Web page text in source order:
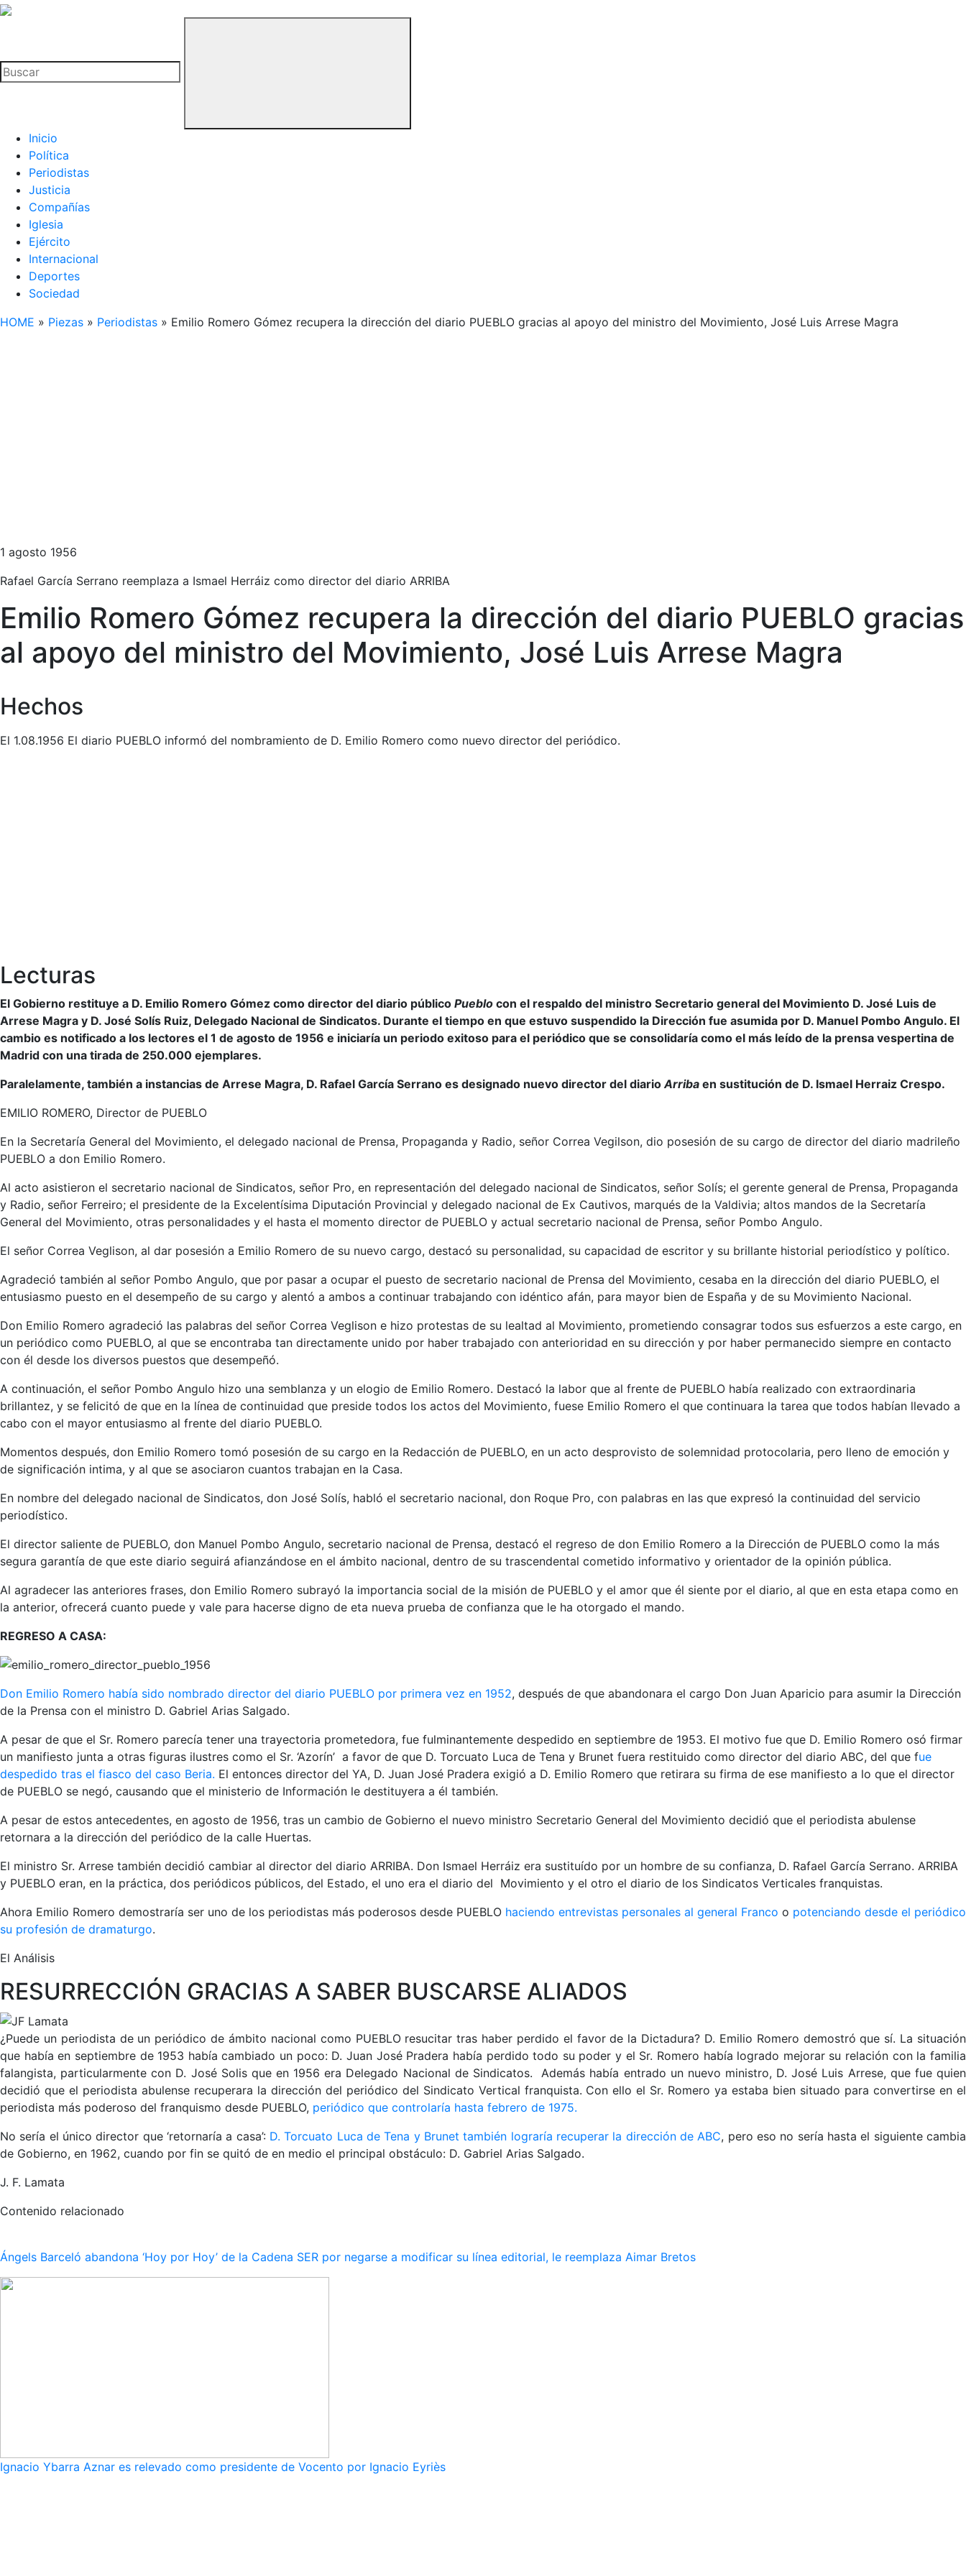
La
Buitre
Inicio
Política
Periodistas
Justicia
Compañías
Iglesia
Ejército
Internacional
Deportes
Sociedad
HOME » Piezas » Periodistas » Emilio Romero Gómez recupera la dirección del diario PUEBLO gracias al apoyo del ministro del Movimiento, José Luis Arrese Magra
1 agosto 1956
Rafael García Serrano reemplaza a Ismael Herráiz como director del diario ARRIBA
Emilio Romero Gómez recupera la dirección del diario PUEBLO gracias
al apoyo del ministro del Movimiento, José Luis Arrese Magra
Hechos
El 1.08.1956 El diario PUEBLO informó del nombramiento de D. Emilio Romero como nuevo director del periódico.
Lecturas
El Gobierno restituye a D. Emilio Romero Gómez como director del diario público Pueblo con el respaldo del ministro Secretario general del Movimiento D. José Luis de
Arrese Magra y D. José Solís Ruiz, Delegado Nacional de Sindicatos. Durante el tiempo en que estuvo suspendido la Dirección fue asumida por D. Manuel Pombo Angulo. El
cambio es notificado a los lectores el 1 de agosto de 1956 e iniciaría un periodo exitoso para el periódico que se consolidaría como el más leído de la prensa vespertina de
Madrid con una tirada de 250.000 ejemplares.
Paralelamente, también a instancias de Arrese Magra, D. Rafael García Serrano es designado nuevo director del diarioArriba en sustitución de D. Ismael Herraiz Crespo.
EMILIO ROMERO, Director de PUEBLO
En la Secretaría General del Movimiento, el delegado nacional de Prensa, Propaganda y Radio, señor Correa Vegilson, dio posesión de su cargo de director del diario madrileño
PUEBLO a don Emilio Romero.
Al acto asistieron el secretario nacional de Sindicatos, señor Pro, en representación del delegado nacional de Sindicatos, señor Solís; el gerente general de Prensa, Propaganda
y Radio, señor Ferreiro; el presidente de la Excelentísima Diputación Provincial y delegado nacional de Ex Cautivos, marqués de la Valdivia; altos mandos de la Secretaría
General del Movimiento, otras personalidades y el hasta el momento director de PUEBLO y actual secretario nacional de Prensa, señor Pombo Angulo.
El señor Correa Veglison, al dar posesión a Emilio Romero de su nuevo cargo, destacó su personalidad, su capacidad de escritor y su brillante historial periodístico y político.
Agradeció también al señor Pombo Angulo, que por pasar a ocupar el puesto de secretario nacional de Prensa del Movimiento, cesaba en la dirección del diario PUEBLO, el
entusiasmo puesto en el desempeño de su cargo y alentó a ambos a continuar trabajando con idéntico afán, para mayor bien de España y de su Movimiento Nacional.
Don Emilio Romero agradeció las palabras del señor Correa Veglison e hizo protestas de su lealtad al Movimiento, prometiendo consagrar todos sus esfuerzos a este cargo, en
un periódico como PUEBLO, al que se encontraba tan directamente unido por haber trabajado con anterioridad en su dirección y por haber permanecido siempre en contacto
con él desde los diversos puestos que desempeñó.
A continuación, el señor Pombo Angulo hizo una semblanza y un elogio de Emilio Romero. Destacó la labor que al frente de PUEBLO había realizado con extraordinaria
brillantez, y se felicitó de que en la línea de continuidad que preside todos los actos del Movimiento, fuese Emilio Romero el que continuara la tarea que todos habían llevado a
cabo con el mayor entusiasmo al frente del diario PUEBLO.
Momentos después, don Emilio Romero tomó posesión de su cargo en la Redacción de PUEBLO, en un acto desprovisto de solemnidad protocolaria, pero lleno de emoción y
de significación intima, y al que se asociaron cuantos trabajan en la Casa.
En nombre del delegado nacional de Sindicatos, don José Solís, habló el secretario nacional, don Roque Pro, con palabras en las que expresó la continuidad del servicio
periodístico.
El director saliente de PUEBLO, don Manuel Pombo Angulo, secretario nacional de Prensa, destacó el regreso de don Emilio Romero a la Dirección de PUEBLO como la más
segura garantía de que este diario seguirá afianzándose en el ámbito nacional, dentro de su trascendental cometido informativo y orientador de la opinión pública.
Al agradecer las anteriores frases, don Emilio Romero subrayó la importancia social de la misión de PUEBLO y el amor que él siente por el diario, al que en esta etapa como en
la anterior, ofrecerá cuanto puede y vale para hacerse digno de eta nueva prueba de confianza que le ha otorgado el mando.
REGRESO A CASA:
Don Emilio Romero había sido nombrado director del diario PUEBLO por primera vez en 1952, después de que abandonara el cargo Don Juan Aparicio para asumir la Dirección
de la Prensa con el ministro D. Gabriel Arias Salgado.
A pesar de que el Sr. Romero parecía tener una trayectoria prometedora, fue fulminantemente despedido en septiembre de 1953. El motivo fue que D. Emilio Romero osó firmar
un manifiesto junta a otras figuras ilustres como el Sr. ‘Azorín’ a favor de que D. Torcuato Luca de Tena y Brunet fuera restituido como director del diario ABC, del que fue
despedido tras el fiasco del caso Beria. El entonces director del YA, D. Juan José Pradera exigió a D. Emilio Romero que retirara su firma de ese manifiesto a lo que el director
de PUEBLO se negó, causando que el ministerio de Información le destituyera a él también.
A pesar de estos antecedentes, en agosto de 1956, tras un cambio de Gobierno el nuevo ministro Secretario General del Movimiento decidió que el periodista abulense
retornara a la dirección del periódico de la calle Huertas.
El ministro Sr. Arrese también decidió cambiar al director del diario ARRIBA. Don Ismael Herráiz era sustituído por un hombre de su confianza, D. Rafael García Serrano. ARRIBA
y PUEBLO eran, en la práctica, dos periódicos públicos, del Estado, el uno era el diario del Movimiento y el otro el diario de los Sindicatos Verticales franquistas.
Ahora Emilio Romero demostraría ser uno de los periodistas más poderosos desde PUEBLO haciendo entrevistas personales al general Franco o potenciando desde el periódico
su profesión de dramaturgo.
El Análisis
RESURRECCIÓN GRACIAS A SABER BUSCARSE ALIADOS
¿Puede un periodista de un periódico de ámbito nacional como PUEBLO resucitar tras haber perdido el favor de la Dictadura? D. Emilio Romero demostró que sí. La situación
que había en septiembre de 1953 había cambiado un poco: D. Juan José Pradera había perdido todo su poder y el Sr. Romero había logrado mejorar su relación con la familia
falangista, particularmente con D. José Solis que en 1956 era Delegado Nacional de Sindicatos. Además había entrado un nuevo ministro, D. José Luis Arrese, que fue quien
decidió que el periodista abulense recuperara la dirección del periódico del Sindicato Vertical franquista. Con ello el Sr. Romero ya estaba bien situado para convertirse en el
periodista más poderoso del franquismo desde PUEBLO, periódico que controlaría hasta febrero de 1975.
No sería el único director que ‘retornaría a casa’: D. Torcuato Luca de Tena y Brunet también lograría recuperar la dirección de ABC, pero eso no sería hasta el siguiente cambia
de Gobierno, en 1962, cuando por fin se quitó de en medio el principal obstáculo: D. Gabriel Arias Salgado.
J. F. Lamata
Contenido relacionado
Ángels Barceló abandona ‘Hoy por Hoy’ de la Cadena SER por negarse a modificar su línea editorial, le reemplaza Aimar Bretos
Ignacio Ybarra Aznar es relevado como presidente de Vocento por Ignacio Eyriès